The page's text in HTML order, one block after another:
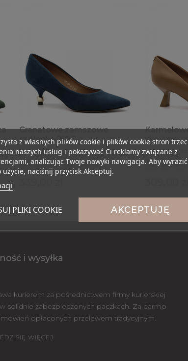
Granatowe zamszowe
czółenka 210G
210G NAVY BLUE SUEDE
36 37 38 39 40 41
skośnym
210H
35 36 37
i wysyłka
kurierem za pośrednictwem firmy kurierskiej
solidnie zabezpieczonych paczkach. Za darmo
opłaconych przelewem tradycyjnym.
SIĘ WIĘCEJ
z własnych plików cookie i plików cookie stron
naszych usług i pokazywać Ci reklamy związane z
analizując Twoje nawyki nawigacja. Aby wyrazić
użycie, naciśnij przycisk Akceptuj.
PLIKI COOKIE AKCEPTUJĘ